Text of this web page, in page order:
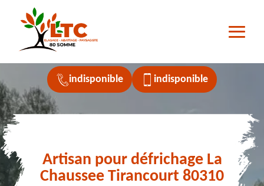
indisponible indisponible
Artisan pour défrichage La
Chaussee Tirancourt 80310